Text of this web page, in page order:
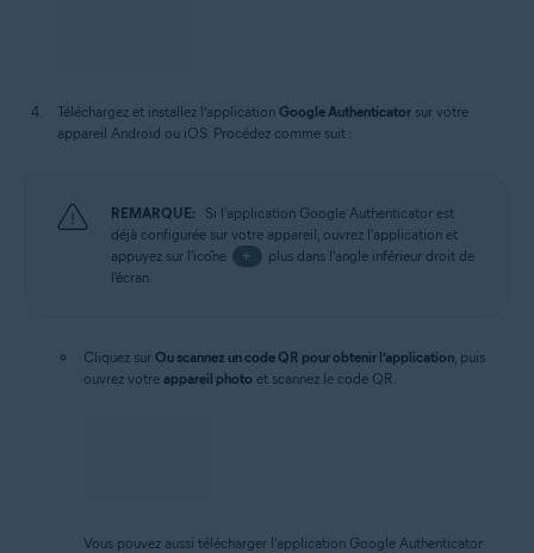
Téléchargez et installez l’application Google Authenticator sur votre
appareil Android ou iOS. Procédez comme suit :
REMARQUE:
Si l'application Google Authenticator est
déjà configurée sur votre appareil, ouvrez l'application et
appuyez sur l'icône
+
plus dans l'angle inférieur droit de
l'écran.
Cliquez sur Ou scannez un code QR pour obtenir l’application, puis
ouvrez votre appareil photo et scannez le code QR.
Vous pouvez aussi télécharger l'application Google Authenticator